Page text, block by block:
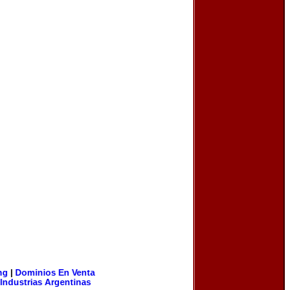
| Dominios En Venta
Industrias Argentinas